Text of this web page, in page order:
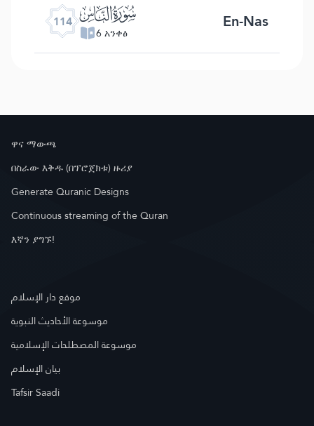
114 ﰟ
6 አንቀፅ En-Nas
ዋና ማውጫ
በስራው እቅዱ (በፕሮጀክቱ) ዙሪያ
Generate Quranic Designs
Continuous streaming of the Quran
እኛን ያግኙ!
موقع دار الإسلام
موسوعة الأحاديث النبوية
موسوعة المصطلحات الإسلامية
بيان الإسلام
Tafsir Saadi